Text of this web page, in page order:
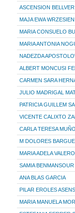
ASCENSION
MAJA EWA
MARIA CONSUELO
MARIA ANTONIA
NADEZDA
ALBERT MONCUSI
CARMEN SARA
JULIO MADRIGAL
PATRICIA GUILLEM
VICENTE CALIXTO
CARLA TERESA
M DOLORES
MARIA ADELA
SAMIA
ANA BLAS GARCIA
PILAR EROLES
MARIA MANUELA